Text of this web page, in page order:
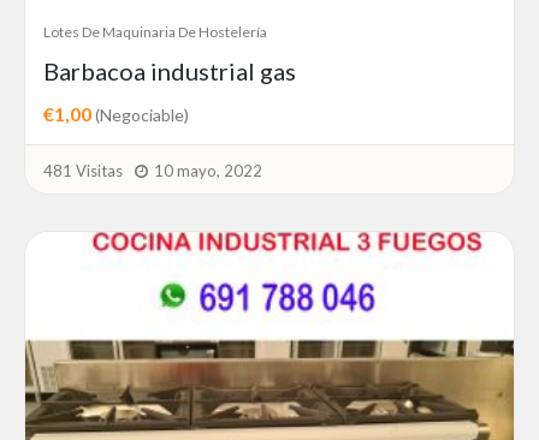
Lotes De Maquinaria De Hostelería
Barbacoa industrial gas
€1,00(Negociable)
481 Visitas 10 mayo, 2022